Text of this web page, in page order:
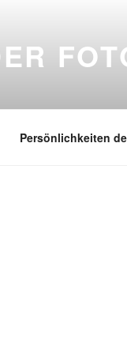
Persönlichkeiten